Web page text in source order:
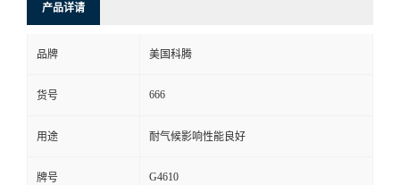
产品详请
品牌 美国科腾
货号 666
用途 耐气候影响性能良好
牌号 G4610